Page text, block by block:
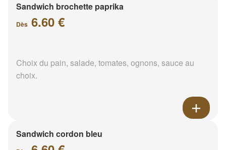
Sandwich brochette paprika
Dès 6.60 €
Choix du pain, salade, tomates, ognons, sauce au
choix.
Sandwich cordon bleu